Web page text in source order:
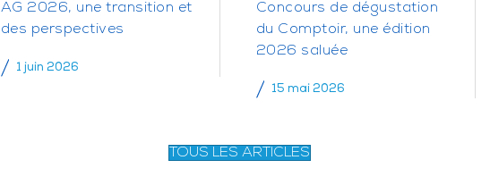
AG 2026, une transition et
des perspectives
1 juin 2026
Concours de dégustation
du Comptoir, une édition
2026 saluée
15 mai 2026
TOUS LES ARTICLES